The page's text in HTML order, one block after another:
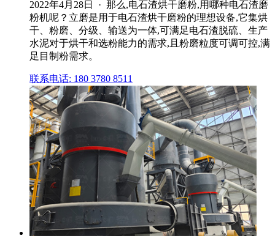
2022年4月28日 · 那么,电石渣烘干磨粉,用哪种电石渣磨
粉机呢？立磨是用于电石渣烘干磨粉的理想设备,它集烘
干、粉磨、分级、输送为一体,可满足电石渣脱硫、生产
水泥对于烘干和选粉能力的需求,且粉磨粒度可调可控,满
足目制粉需求。
联系电话: 180 3780 8511